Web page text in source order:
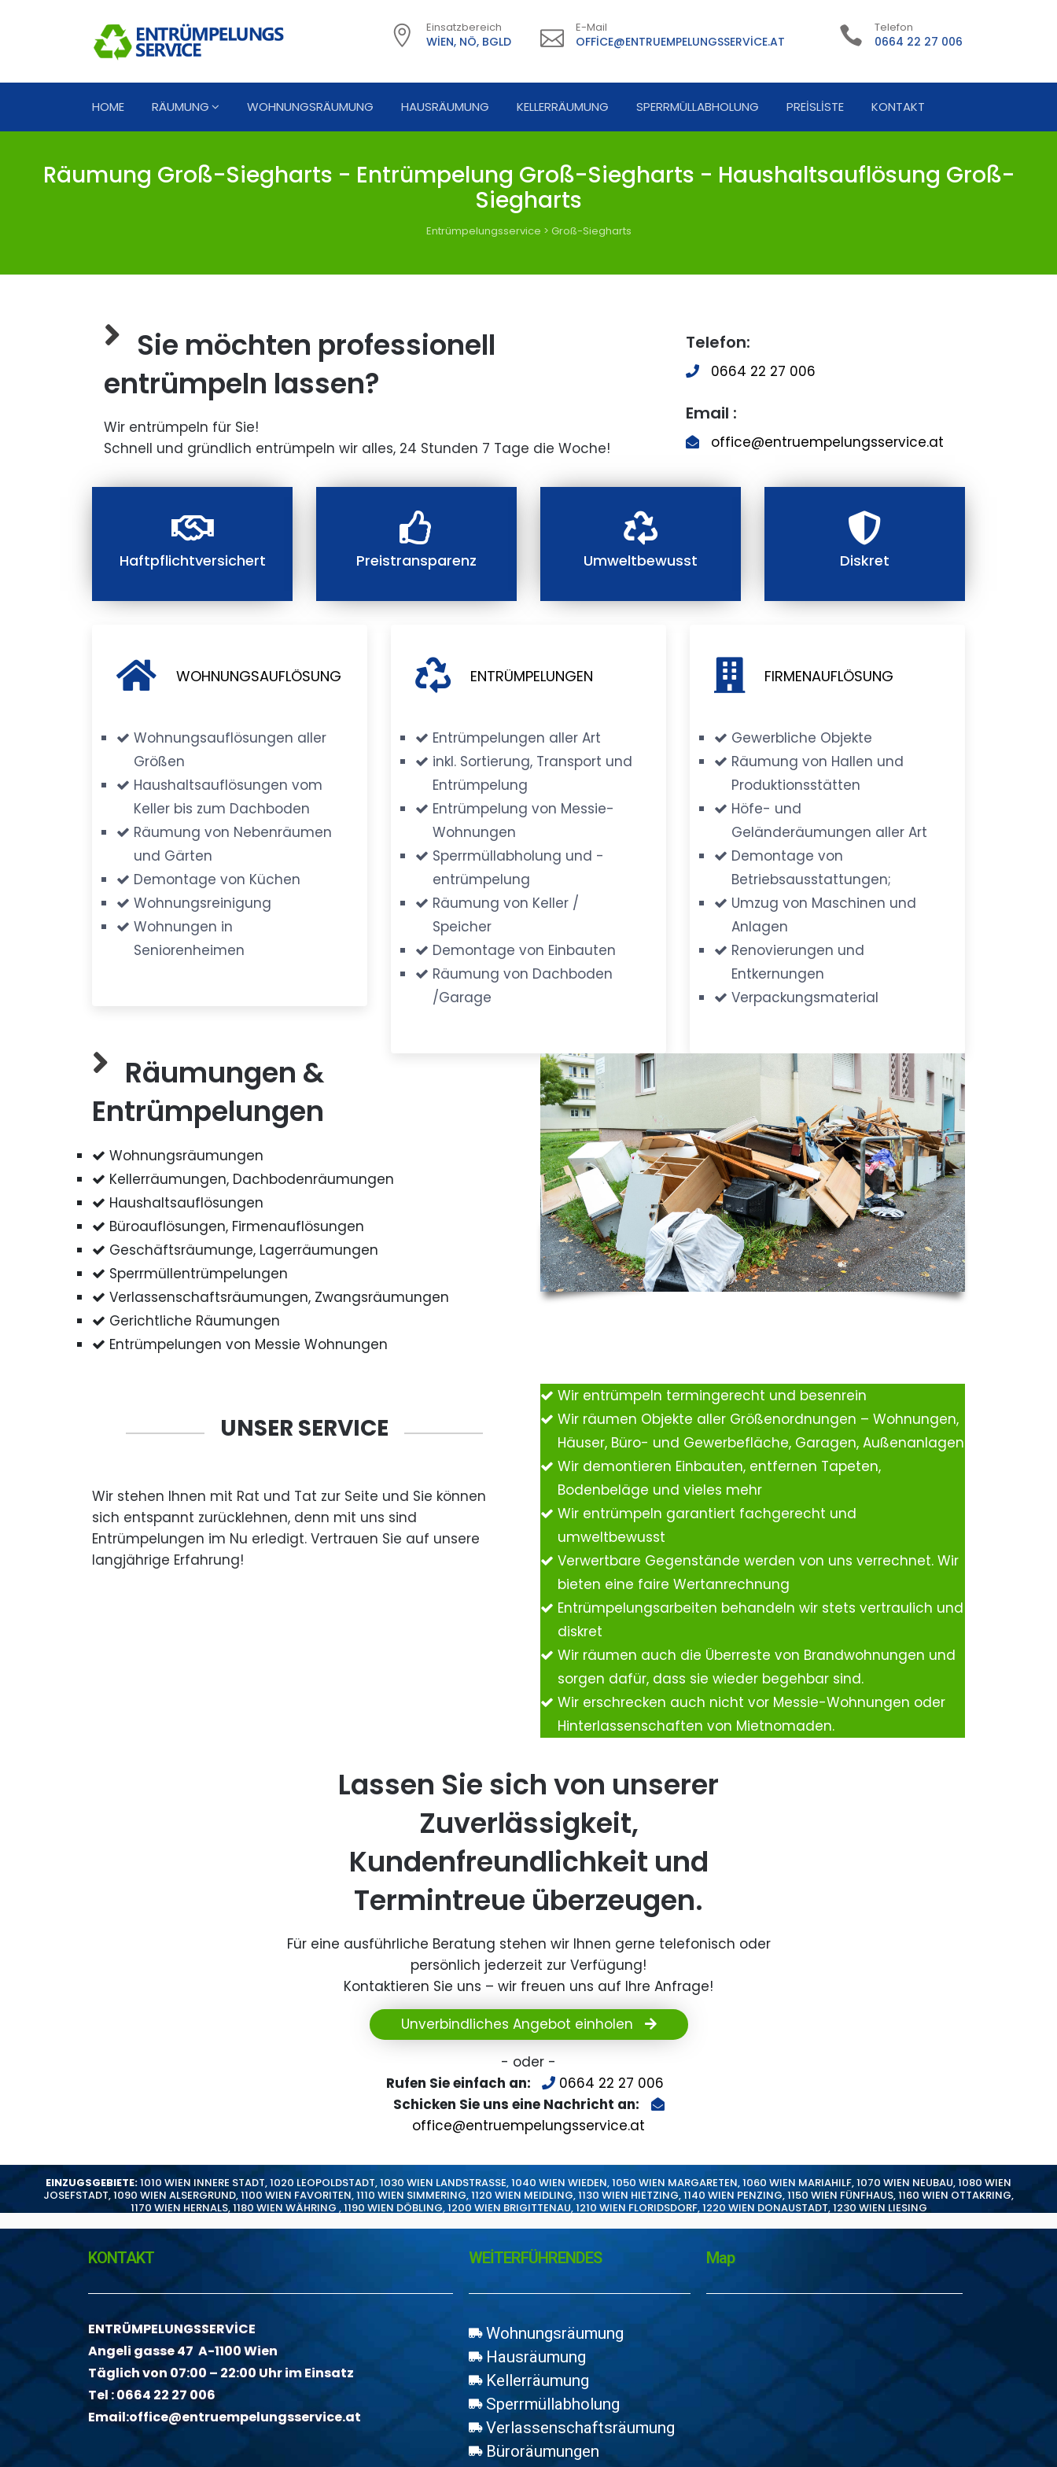
Einsatzbereich
WIEN, NÖ, BGLD
E-Mail
OFFICE@ENTRUEMPELUNGSSERVICE.AT
Telefon
0664 22 27 006
HOME RÄUMUNG WOHNUNGSRÄUMUNG HAUSRÄUMUNG KELLERRÄUMUNG SPERRMÜLLABHOLUNG PREISLISTE KONTAKT
Räumung Groß-Siegharts - Entrümpelung Groß-Siegharts - Haushaltsauflösung Groß-
Siegharts
Entrümpelungsservice > Groß-Siegharts
Sie möchten professionell
entrümpeln lassen?
Wir entrümpeln für Sie!
Schnell und gründlich entrümpeln wir alles, 24 Stunden 7 Tage die Woche!
Telefon:
0664 22 27 006
Email :
office@entruempelungsservice.at
Haftpflichtversichert Preistransparenz Umweltbewusst Diskret
WOHNUNGSAUFLÖSUNG
Wohnungsauflösungen aller
Größen
Haushaltsauflösungen vom
Keller bis zum Dachboden
Räumung von Nebenräumen
und Gärten
Demontage von Küchen
Wohnungsreinigung
Wohnungen in
Seniorenheimen
ENTRÜMPELUNGEN
Entrümpelungen aller Art
inkl. Sortierung, Transport und
Entrümpelung
Entrümpelung von Messie-
Wohnungen
Sperrmüllabholung und -
entrümpelung
Räumung von Keller /
Speicher
Demontage von Einbauten
Räumung von Dachboden
/Garage
FIRMENAUFLÖSUNG
Gewerbliche Objekte
Räumung von Hallen und
Produktionsstätten
Höfe- und
Geländeräumungen aller Art
Demontage von
Betriebsausstattungen;
Umzug von Maschinen und
Anlagen
Renovierungen und
Entkernungen
Verpackungsmaterial
Räumungen &
Entrümpelungen
Wohnungsräumungen
Kellerräumungen, Dachbodenräumungen
Haushaltsauflösungen
Büroauflösungen, Firmenauflösungen
Geschäftsräumunge, Lagerräumungen
Sperrmüllentrümpelungen
Verlassenschaftsräumungen, Zwangsräumungen
Gerichtliche Räumungen
Entrümpelungen von Messie Wohnungen
UNSER SERVICE
Wir stehen Ihnen mit Rat und Tat zur Seite und Sie können
sich entspannt zurücklehnen, denn mit uns sind
Entrümpelungen im Nu erledigt. Vertrauen Sie auf unsere
langjährige Erfahrung!
Wir entrümpeln termingerecht und besenrein
Wir räumen Objekte aller Größenordnungen – Wohnungen,
Häuser, Büro- und Gewerbefläche, Garagen, Außenanlagen
Wir demontieren Einbauten, entfernen Tapeten,
Bodenbeläge und vieles mehr
Wir entrümpeln garantiert fachgerecht und
umweltbewusst
Verwertbare Gegenstände werden von uns verrechnet. Wir
bieten eine faire Wertanrechnung
Entrümpelungsarbeiten behandeln wir stets vertraulich und
diskret
Wir räumen auch die Überreste von Brandwohnungen und
sorgen dafür, dass sie wieder begehbar sind.
Wir erschrecken auch nicht vor Messie-Wohnungen oder
Hinterlassenschaften von Mietnomaden.
Lassen Sie sich von unserer
Zuverlässigkeit,
Kundenfreundlichkeit und
Termintreue überzeugen.
Für eine ausführliche Beratung stehen wir Ihnen gerne telefonisch oder
persönlich jederzeit zur Verfügung!
Kontaktieren Sie uns – wir freuen uns auf Ihre Anfrage!
Unverbindliches Angebot einholen
- oder -
Rufen Sie einfach an:
0664 22 27 006
Schicken Sie uns eine Nachricht an:
office@entruempelungsservice.at
EINZUGSGEBIETE:1010 WIEN INNERE STADT,1020 LEOPOLDSTADT,1030 WIEN LANDSTRASSE,1040 WIEN WIEDEN,1050 WIEN MARGARETEN,1060 WIEN MARIAHILF,1070 WIEN NEUBAU,1080 WIEN
JOSEFSTADT,1090 WIEN ALSERGRUND,1100 WIEN FAVORITEN,1110 WIEN SIMMERING,1120 WIEN MEIDLING,1130 WIEN HIETZING,1140 WIEN PENZING,1150 WIEN FÜNFHAUS,1160 WIEN OTTAKRING,
1170 WIEN HERNALS,1180 WIEN WÄHRING ,1190 WIEN DÖBLING,1200 WIEN BRIGITTENAU,1210 WIEN FLORIDSDORF,1220 WIEN DONAUSTADT,1230 WIEN LIESING
KONTAKT
ENTRÜMPELUNGSSERVİCE
Angeli gasse 47 A-1100 Wien
Täglich von 07:00 – 22:00 Uhr im Einsatz
Tel :0664 22 27 006
Email:office@entruempelungsservice.at
WEİTERFÜHRENDES
Wohnungsräumung
Hausräumung
Kellerräumung
Sperrmüllabholung
Verlassenschaftsräumung
Büroräumungen
Map